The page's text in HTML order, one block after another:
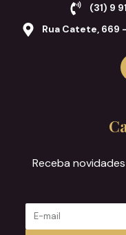
(31) 9
Rua Catete, 669
Receba